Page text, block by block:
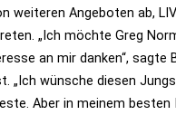
weiteren Angeboten ab,
„Ich möchte Greg
an mir danken“, sagte
„Ich wünsche diesen
Aber in meinem besten